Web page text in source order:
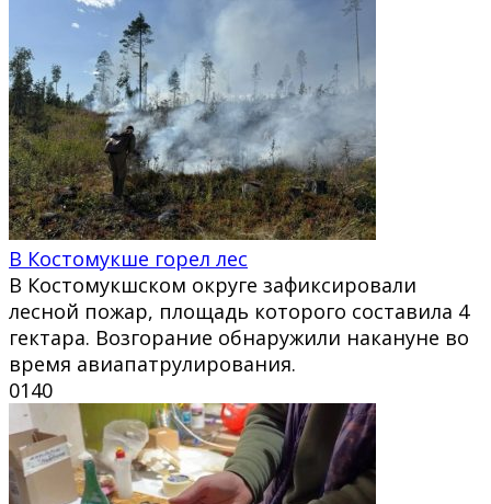
В Костомукше горел лес
В Костомукшском округе зафиксировали
лесной пожар, площадь которого составила 4
гектара. Возгорание обнаружили накануне во
время авиапатрулирования.
0140